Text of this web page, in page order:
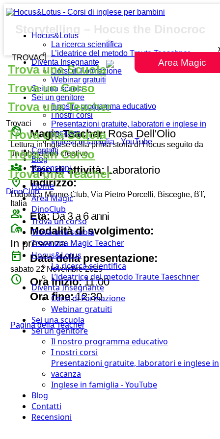
Hocus&Lotus
La ricerca scientifica
L’ideatrice del metodo Traute Taeschner
Diventa Insegnante
Corsi di Formazione
Webinar gratuiti
Sei una scuola
Sei un genitore
Il nostro programma educativo
I nostri corsi
Presentazioni gratuite, laboratori e inglese in
vacanza
Inglese in famiglia - YouTube
Contatti
Blog
Recensioni
Home
Area Magic
DinoClub
Trova un corso
Trova una scuola
Trova una Magic Teacher
Hocus&Lotus
La ricerca scientifica
L’ideatrice del metodo Traute Taeschner
Diventa Insegnante
Corsi di Formazione
Webinar gratuiti
Sei una scuola
Sei un genitore
Il nostro programma educativo
I nostri corsi
Presentazioni gratuite, laboratori e inglese in
vacanza
Inglese in famiglia - YouTube
Blog
Contatti
Recensioni
Area Magic
TROVACI
Trova una Scuola
Trova un Corso
Trova una Teacher
Trovaci
Trova una Scuola
Trova un Corso
Trova una Teacher
DinoClub
Storytelling – Hocus the Dinocroc
✨
face Magic Teacher: Rosa Dell'Olio
Lettura in inglese della prima storia di Hocus seguito da
un laboratorio creativo
diversity_3 Tipo di attività: Laboratorio
place Indirizzo:
Ludoteca Minnie Club, Via Pietro Porcelli, Bisceglie, BT,
Italia
group Età:Da 3 a 6 anni
broadcast_on_personal
Modalità di svolgimento:
In presenza
today Data della presentazione:
sabato 22 Novembre 2025
watch_later Ora inizio:11:00
Ora fine:12:30
Pagina della Teacher